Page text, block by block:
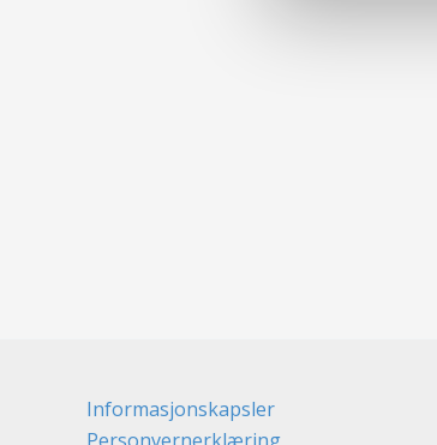
Informasjonskapsler